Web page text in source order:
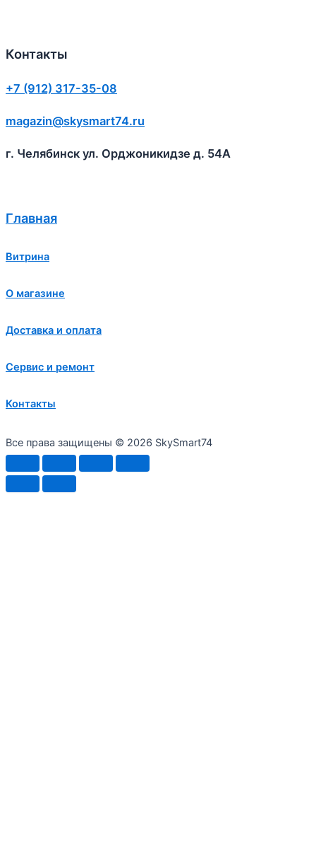
Контакты
+7 (912) 317-35-08
magazin@skysmart74.ru
г. Челябинск ул. Орджоникидзе д. 54А
Главная
Витрина
О магазине
Доставка и оплата
Сервис и ремонт
Контакты
Все права защищены © 2026 SkySmart74